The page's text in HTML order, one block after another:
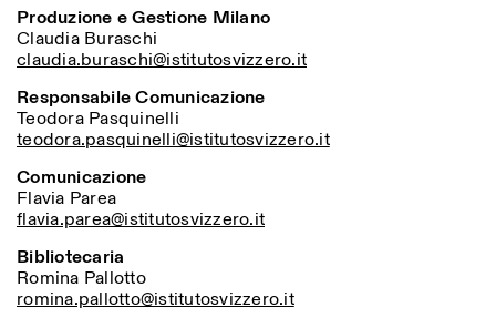
Produzione e Gestione Milano
Claudia Buraschi
claudia.buraschi@istitutosvizzero.it
Responsabile Comunicazione
Teodora Pasquinelli
teodora.pasquinelli@istitutosvizzero.it
Comunicazione
Flavia Parea
flavia.parea@istitutosvizzero.it
Bibliotecaria
Romina Pallotto
romina.pallotto@istitutosvizzero.it